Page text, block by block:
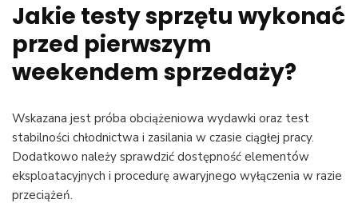
Jakie testy sprzętu wykonać
przed pierwszym
weekendem sprzedaży?
Wskazana jest próba obciążeniowa wydawki oraz test
stabilności chłodnictwa i zasilania w czasie ciągłej pracy.
Dodatkowo należy sprawdzić dostępność elementów
eksploatacyjnych i procedurę awaryjnego wyłączenia w razie
przeciążeń.